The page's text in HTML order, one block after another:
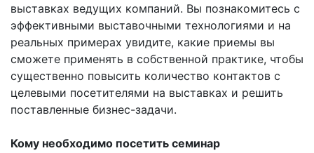
выставках ведущих компаний. Вы познакомитесь с
эффективными выставочными технологиями и на
реальных примерах увидите, какие приемы вы
сможете применять в собственной практике, чтобы
существенно повысить количество контактов с
целевыми посетителями на выставках и решить
поставленные бизнес-задачи.
Кому необходимо посетить семинар